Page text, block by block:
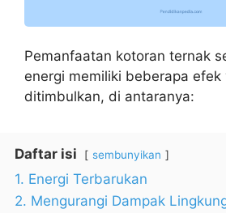
Pemanfaatan kotoran ternak
energi memiliki beberapa
ditimbulkan, di antaranya:
Daftar isi sembunyikan
1. Energi Terbarukan
2. Mengurangi Dampak